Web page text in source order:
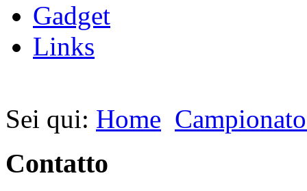
Gadget
Links
Sei qui: Home
Contatto